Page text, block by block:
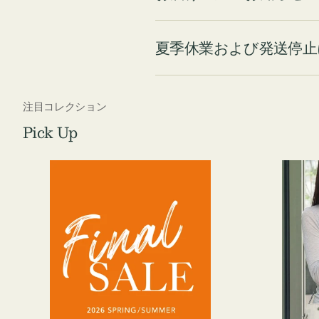
夏季休業および発送停
注目コレクション
Pick Up